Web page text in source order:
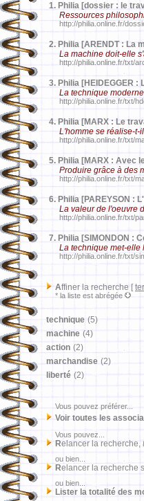
1. Philia [dossier : le
Ressources
http://philia.online.fr/
2. Philia [ARENDT : La
La machine doit-elle
http://philia.online.fr/txt/
3. Philia [HEIDEGGER
La technique
http://philia.online.fr/txt/
4. Philia [MARX : Le
L'homme se réalise-t-
http://philia.online.fr/txt/
5. Philia [MARX : Avec
Produire grâce à des
http://philia.online.fr/txt/
6. Philia [PAREYSON :
La valeur de l'oeuvre
http://philia.online.fr/txt/
7. Philia [SIMONDON :
La technique met-elle
http://philia.online.fr/txt/
Affiner la recherche [
* la liste est abrégée
technique (5)
machine (4)
action (2)
marchandise (2)
liberté (2)
Vous pouvez préférer...
Voir toutes les
Vous pouvez...
Relancer la recherche,
ou bien...
Relancer la recherche
ou bien...
Lister la totalité des